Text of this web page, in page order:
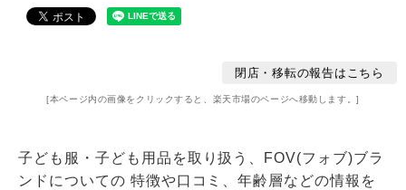
閉店・移転の報告はこちら
[本ページ内の画像をクリックすると、楽天市場のページへ移動します。]
子ども服・子ども用品を取り扱う、FOV(フォブ)ブラ
ンドについての 特徴や口コミ、年齢層などの情報を